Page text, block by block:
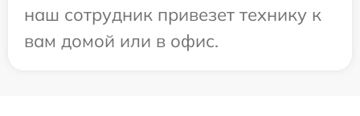
наш сотрудник привезет технику к
вам домой или в офис.